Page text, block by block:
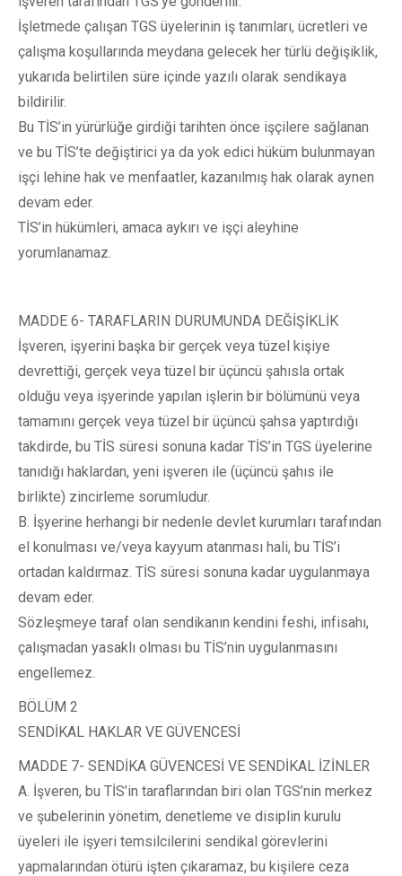
İşletmede çalışan TGS üyelerinin iş tanımları, ücretleri ve
çalışma koşullarında meydana gelecek her türlü değişiklik,
yukarıda belirtilen süre içinde yazılı olarak sendikaya
bildirilir.
Bu TİS’in yürürlüğe girdiği tarihten önce işçilere sağlanan
ve bu TİS’te değiştirici ya da yok edici hüküm bulunmayan
işçi lehine hak ve menfaatler, kazanılmış hak olarak aynen
devam eder.
TİS’in hükümleri, amaca aykırı ve işçi aleyhine
yorumlanamaz.
MADDE 6- TARAFLARIN DURUMUNDA DEĞİŞİKLİK
İşveren, işyerini başka bir gerçek veya tüzel kişiye
devrettiği, gerçek veya tüzel bir üçüncü şahısla ortak
olduğu veya işyerinde yapılan işlerin bir bölümünü veya
tamamını gerçek veya tüzel bir üçüncü şahsa yaptırdığı
takdirde, bu TİS süresi sonuna kadar TİS’in TGS üyelerine
tanıdığı haklardan, yeni işveren ile (üçüncü şahıs ile
birlikte) zincirleme sorumludur.
B. İşyerine herhangi bir nedenle devlet kurumları tarafından
el konulması ve/veya kayyum atanması hali, bu TİS’i
ortadan kaldırmaz. TİS süresi sonuna kadar uygulanmaya
devam eder.
Sözleşmeye taraf olan sendikanın kendini feshi, infisahı,
çalışmadan yasaklı olması bu TİS’nin uygulanmasını
engellemez.
BÖLÜM 2
SENDİKAL HAKLAR VE GÜVENCESİ
MADDE 7- SENDİKA GÜVENCESİ VE SENDİKAL İZİNLER
A. İşveren, bu TİS’in taraflarından biri olan TGS’nin merkez
ve şubelerinin yönetim, denetleme ve disiplin kurulu
üyeleri ile işyeri temsilcilerini sendikal görevlerini
yapmalarından ötürü işten çıkaramaz, bu kişilere ceza